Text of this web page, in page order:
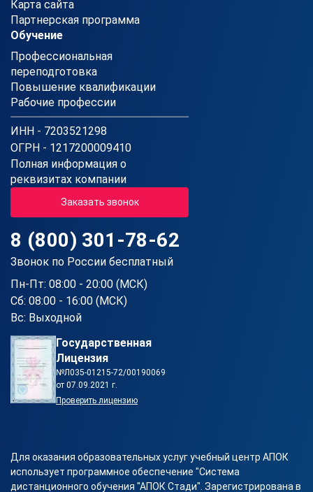
Карта сайта
Партнерская программа
Обучение
Профессиональная
переподготовка
Повышение квалификации
Рабочие профессии
ИНН - 7203521298
ОГРН - 1217200009410
Полная информация о
реквизитах компании
Заказать звонок
8 (800) 301-78-62
Звонок по России бесплатный
Пн-Пт: 08:00 - 20:00 (МСК)
Сб: 08:00 - 16:00 (МСК)
Вс: Выходной
Государственная
Лицензия
№Л035-01215-72/00190069
от 07.09.2021 г.
Проверить лицензию
Для оказания образовательных услуг учебный центр АПОК
использует программное обеспечение "Система
дистанционного обучения "АПОК Стади". Зарегистрирована в